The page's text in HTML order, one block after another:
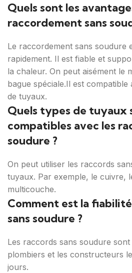
Quels sont les
raccordement sans
Le raccordement sans soudure
rapidement. Il est fiable et
la chaleur. On peut aisément le
bague spéciale.Il est
de tuyaux.
Quels types de tuyaux
compatibles avec les
soudure ?
On peut utiliser les raccords
tuyaux. Par exemple, le cuivre,
multicouche.
Comment est la
sans soudure ?
Les raccords sans soudure sont
plombiers et les constructeurs
jours.